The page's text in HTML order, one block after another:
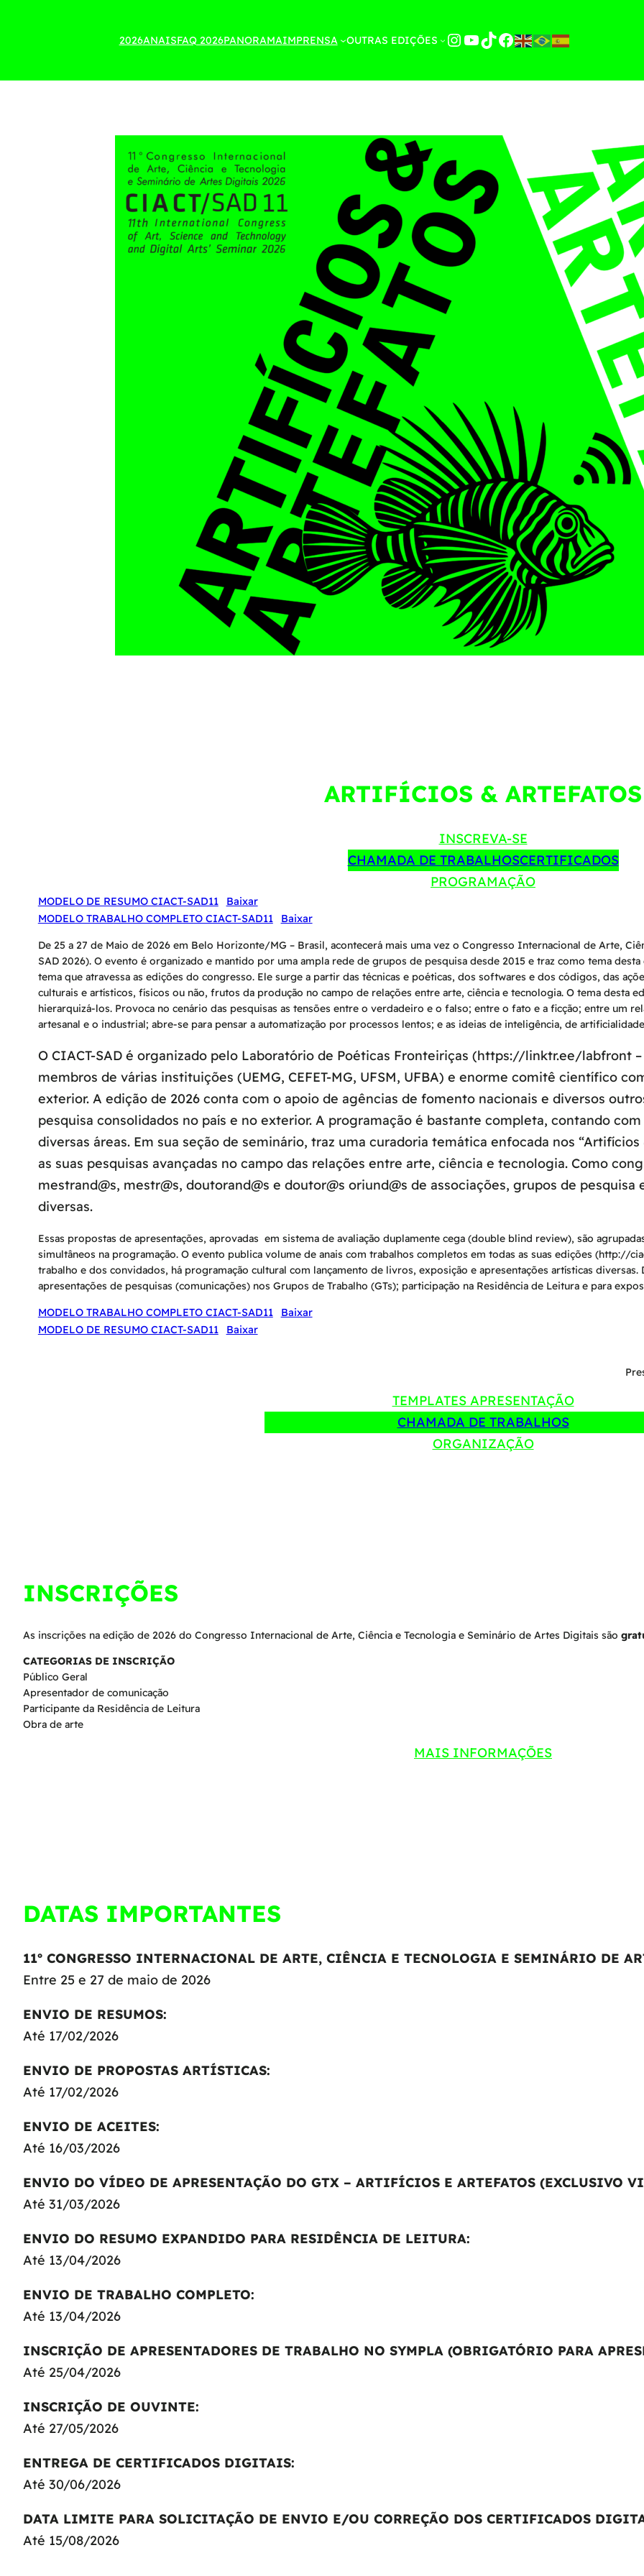
2026ANAISFAQ 2026PANORAMAIMPRENSA OUTRAS EDIÇÕES Instagram
YouTube
TikTok
Facebook
ARTIFÍCIOS & ARTEFATOS
INSCREVA-SE
CHAMADA DE TRABALHOSCERTIFICADOS
PROGRAMAÇÃO
MODELO DE RESUMO CIACT-SAD11
Baixar
MODELO TRABALHO COMPLETO CIACT-SAD11
Baixar
De 25 a 27 de Maio de 2026 em Belo Horizonte/MG – Brasil, acontecerá mais uma vez o Congresso Internacional de Arte,
SAD 2026). O evento é organizado e mantido por uma ampla rede de grupos de pesquisa desde 2015 e traz como tema
tema que atravessa as edições do congresso. Ele surge a partir das técnicas e poéticas, dos softwares e dos códigos, das
culturais e artísticos, físicos ou não, frutos da produção no campo de relações entre arte, ciência e tecnologia. O tema desta
hierarquizá-los. Provoca no cenário das pesquisas as tensões entre o verdadeiro e o falso; entre o fato e a ficção; entre um
artesanal e o industrial; abre-se para pensar a automatização por processos lentos; e as ideias de inteligência, de
O CIACT-SAD é organizado pelo Laboratório de Poéticas Fronteiriças (https://linktr.ee/labfront
membros de várias instituições (UEMG, CEFET-MG, UFSM, UFBA) e enorme comitê científico
exterior. A edição de 2026 conta com o apoio de agências de fomento nacionais e diversos
pesquisa consolidados no país e no exterior. A programação é bastante completa, contando
diversas áreas. Em sua seção de seminário, traz uma curadoria temática enfocada nos
as suas pesquisas avançadas no campo das relações entre arte, ciência e tecnologia. Como
mestrand@s, mestr@s, doutorand@s e doutor@s oriund@s de associações, grupos de
diversas.
Essas propostas de apresentações, aprovadas em sistema de avaliação duplamente cega (double blind review), são
simultâneos na programação. O evento publica volume de anais com trabalhos completos em todas as suas edições (http://
trabalho e dos convidados, há programação cultural com lançamento de livros, exposição e apresentações artísticas diversas.
apresentações de pesquisas (comunicações) nos Grupos de Trabalho (GTs); participação na Residência de Leitura e para
MODELO TRABALHO COMPLETO CIACT-SAD11
Baixar
MODELO DE RESUMO CIACT-SAD11
Baixar
TEMPLATES APRESENTAÇÃO
CHAMADA DE TRABALHOS
ORGANIZAÇÃO
INSCRIÇÕES
As inscrições na edição de 2026 do Congresso Internacional de Arte, Ciência e Tecnologia e Seminário de Artes Digitais são
CATEGORIAS DE INSCRIÇÃO
Público Geral
Apresentador de comunicação
​Participante da Residência de Leitura
Obra de arte
MAIS INFORMAÇÕES
DATAS IMPORTANTES
11º CONGRESSO INTERNACIONAL DE ARTE, CIÊNCIA E TECNOLOGIA E SEMINÁRIO DE
Entre 25 e 27 de maio de 2026
ENVIO DE RESUMOS:
Até 17/02/2026
ENVIO DE PROPOSTAS ARTÍSTICAS:
Até 17/02/2026
ENVIO DE ACEITES:
Até 16/03/2026
ENVIO DO VÍDEO DE APRESENTAÇÃO DO GTX – ARTIFÍCIOS E ARTEFATOS (EXCLUSIVO
Até 31/03/2026
ENVIO DO RESUMO EXPANDIDO PARA RESIDÊNCIA DE LEITURA:
Até 13/04/2026
ENVIO DE TRABALHO COMPLETO:
Até 13/04/2026
INSCRIÇÃO DE APRESENTADORES DE TRABALHO NO SYMPLA (OBRIGATÓRIO PARA
Até 25/04/2026
INSCRIÇÃO DE OUVINTE:
Até 27/05/2026
ENTREGA DE CERTIFICADOS DIGITAIS:
Até 30/06/2026
DATA LIMITE PARA SOLICITAÇÃO DE ENVIO E/OU CORREÇÃO DOS CERTIFICADOS
Até 15/08/2026